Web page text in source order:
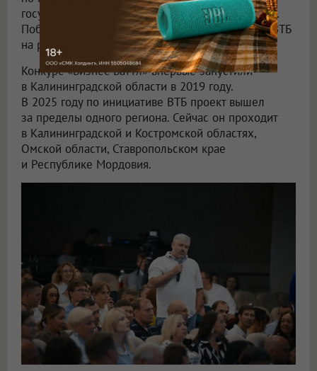
государственного экономического университета.
Победитель конкурса получит 1 млн рублей от ВТБ
на развитие бизнеса.
Конкурс «Бизнес Баттл» впервые запустили
в Калининградской области в 2019 году.
В 2025 году по инициативе ВТБ проект вышел
за пределы одного региона. Сейчас он проходит
в Калининградской и Костромской областях,
Омской области, Ставропольском крае
и Республике Мордовия.